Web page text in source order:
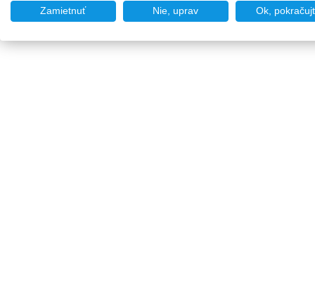
Zamietnuť Nie, uprav Ok,